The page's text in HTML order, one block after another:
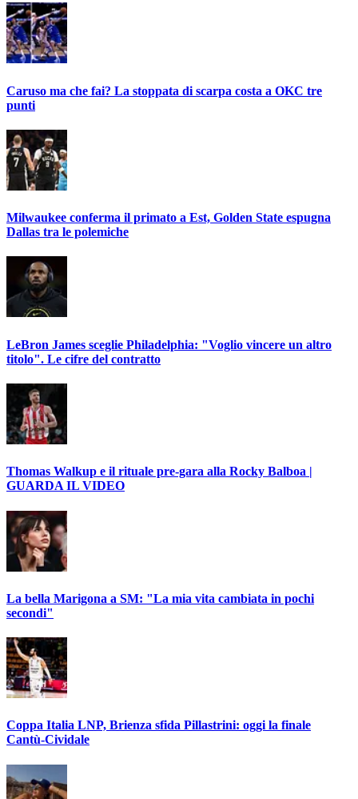
Caruso ma che fai? La stoppata di scarpa costa a OKC tre
punti
Milwaukee conferma il primato a Est, Golden State espugna
Dallas tra le polemiche
LeBron James sceglie Philadelphia: "Voglio vincere un altro
titolo". Le cifre del contratto
Thomas Walkup e il rituale pre-gara alla Rocky Balboa |
GUARDA IL VIDEO
La bella Marigona a SM: "La mia vita cambiata in pochi
secondi"
Coppa Italia LNP, Brienza sfida Pillastrini: oggi la finale
Cantù-Cividale